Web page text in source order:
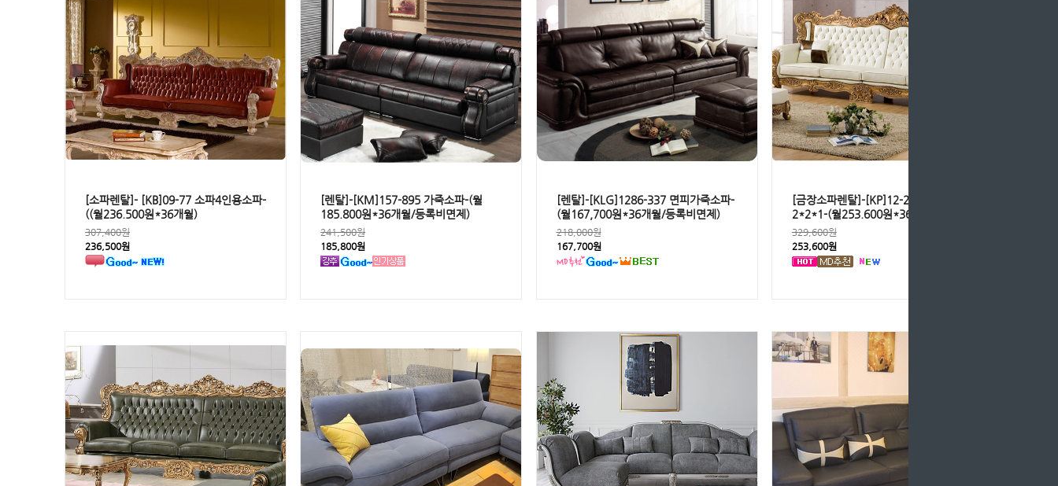
[소파렌탈]- [KB]09-77 소파4인용소파-
((월236.500원*36개월)
307,400원
236,500원
[렌탈]-[KM]157-895 가죽소파-(월
185.800원*36개월/등록비면제)
241,500원
185,800원
[렌탈]-[KLG]1286-337 면피가죽소파-
(월167,700원*36개월/등록비면제)
218,000원
167,700원
[금장소파렌탈]-[KP]12-21 금장소파
2*2*1-(월253.600원*36개월)
329,600원
253,600원